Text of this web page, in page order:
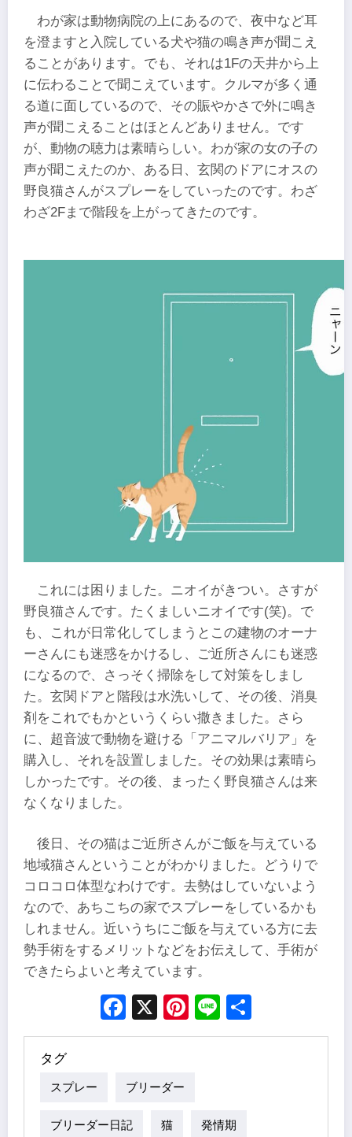
わが家は動物病院の上にあるので、夜中など耳
を澄ますと入院している犬や猫の鳴き声が聞こえ
ることがあります。でも、それは1Fの天井から上
に伝わることで聞こえています。クルマが多く通
る道に面しているので、その賑やかさで外に鳴き
声が聞こえることはほとんどありません。です
が、動物の聴力は素晴らしい。わが家の女の子の
声が聞こえたのか、ある日、玄関のドアにオスの
野良猫さんがスプレーをしていったのです。わざ
わざ2Fまで階段を上がってきたのです。
これには困りました。ニオイがきつい。さすが
野良猫さんです。たくましいニオイです(笑)。で
も、これが日常化してしまうとこの建物のオーナ
ーさんにも迷惑をかけるし、ご近所さんにも迷惑
になるので、さっそく掃除をして対策をしまし
た。玄関ドアと階段は水洗いして、その後、消臭
剤をこれでもかというくらい撒きました。さら
に、超音波で動物を避ける「アニマルバリア」を
購入し、それを設置しました。その効果は素晴ら
しかったです。その後、まったく野良猫さんは来
なくなりました。
後日、その猫はご近所さんがご飯を与えている
地域猫さんということがわかりました。どうりで
コロコロ体型なわけです。去勢はしていないよう
なので、あちこちの家でスプレーをしているかも
しれません。近いうちにご飯を与えている方に去
勢手術をするメリットなどをお伝えして、手術が
できたらよいと考えています。
Facebook
X Pinterest
Line
タグ
スプレー ブリーダー
ブリーダー日記 猫 発情期